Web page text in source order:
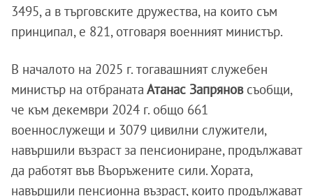
3495, а в търговските дружества, на които съм
принципал, е 821, отговаря военният министър.
В началото на 2025 г. тогавашният служебен
министър на отбраната Атанас Запряновсъобщи,
че към декември 2024 г. общо 661
военнослужещи и 3079 цивилни служители,
навършили възраст за пенсиониране, продължават
да работят във Въоръжените сили. Хората,
навършили пенсионна възраст, които продължават